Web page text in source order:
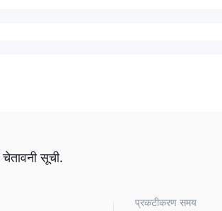
सूची.
प्रकटीकरण समय